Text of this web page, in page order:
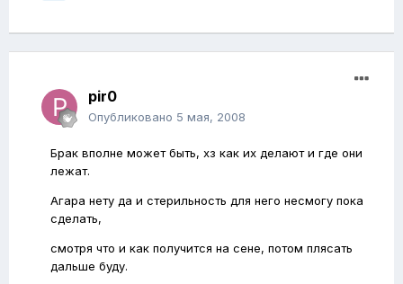
pir0
Опубликовано 5 мая, 2008
Брак вполне может быть, хз как их делают и где они
лежат.
Агара нету да и стерильность для него несмогу пока
сделать,
смотря что и как получится на сене, потом плясать
дальше буду.